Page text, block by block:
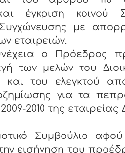
έγκριση κοινού
με
εταιρειών.
ο Πρόεδρος
των μελών του
και του ελεγκτού
για τα
2010 της εταιρείας
Συμβούλιο
εισήγηση του